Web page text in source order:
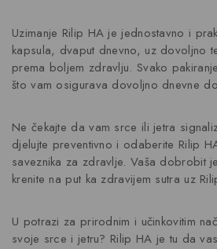
Uzimanje Rilip HA je jednostavno i
kapsula, dvaput dnevno, uz dovoljno
prema boljem zdravlju. Svako
što vam osigurava dovoljno dnevne
Ne čekajte da vam srce ili jetra
djelujte preventivno i odaberite Rilip
saveznika za zdravlje. Vaša dobrobit
krenite na put ka zdravijem sutra uz
U potrazi za prirodnim i učinkovitim
svoje srce i jetru? Rilip HA je tu da